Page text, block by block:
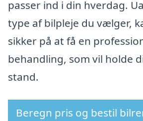
passer ind i din hverdag.
type af bilpleje du vælger,
sikker på at få en
behandling, som vil holde
stand.
Beregn pris og bestil